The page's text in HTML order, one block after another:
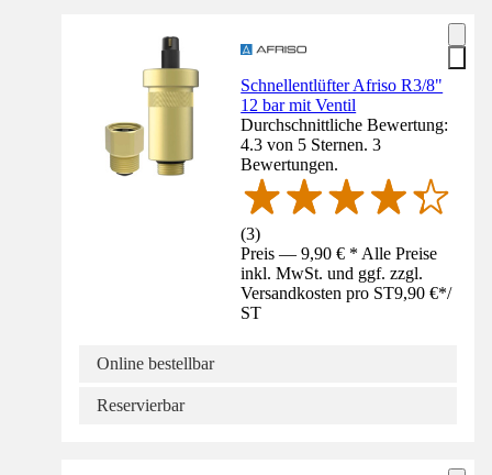
Schnellentlüfter Afriso R3/8"
12 bar mit Ventil
Durchschnittliche Bewertung:
4.3 von 5 Sternen. 3
Bewertungen.
(3)
Preis — 9,90 € * Alle Preise
inkl. MwSt. und ggf. zzgl.
Versandkosten pro ST9,90 €*/
ST
Online bestellbar
Reservierbar